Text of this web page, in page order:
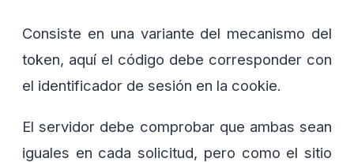
Consiste en una variante del mecanismo del
token, aquí el código debe corresponder con
el identificador de sesión en la cookie.
El servidor debe comprobar que ambas sean
iguales en cada solicitud, pero como el sitio